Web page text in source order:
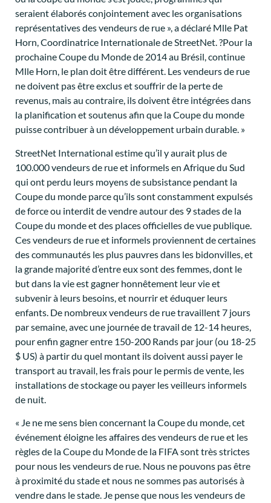
seraient élaborés conjointement avec les organisations
représentatives des vendeurs de rue », a déclaré Mlle Pat
Horn, Coordinatrice Internationale de StreetNet. ?Pour la
prochaine Coupe du Monde de 2014 au Brésil, continue
Mlle Horn, le plan doit être différent. Les vendeurs de rue
ne doivent pas être exclus et souffrir de la perte de
revenus, mais au contraire, ils doivent être intégrées dans
la planification et soutenus afin que la Coupe du monde
puisse contribuer à un développement urbain durable. »
StreetNet International estime qu’il y aurait plus de
100.000 vendeurs de rue et informels en Afrique du Sud
qui ont perdu leurs moyens de subsistance pendant la
Coupe du monde parce qu’ils sont constamment expulsés
de force ou interdit de vendre autour des 9 stades de la
Coupe du monde et des places officielles de vue publique.
Ces vendeurs de rue et informels proviennent de certaines
des communautés les plus pauvres dans les bidonvilles, et
la grande majorité d’entre eux sont des femmes, dont le
but dans la vie est gagner honnêtement leur vie et
subvenir à leurs besoins, et nourrir et éduquer leurs
enfants. De nombreux vendeurs de rue travaillent 7 jours
par semaine, avec une journée de travail de 12-14 heures,
pour enfin gagner entre 150-200 Rands par jour (ou 18-25
$ US) à partir du quel montant ils doivent aussi payer le
transport au travail, les frais pour le permis de vente, les
installations de stockage ou payer les veilleurs informels
de nuit.
« Je ne me sens bien concernant la Coupe du monde, cet
événement éloigne les affaires des vendeurs de rue et les
règles de la Coupe du Monde de la FIFA sont très strictes
pour nous les vendeurs de rue. Nous ne pouvons pas être
à proximité du stade et nous ne sommes pas autorisés à
vendre dans le stade. Je pense que nous les vendeurs de